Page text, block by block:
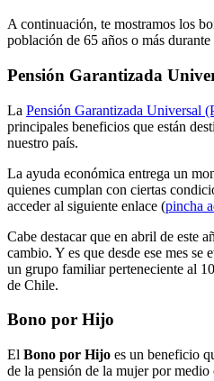
A continuación, te mostramos los
población de 65 años o más durante
Pensión Garantizada
La Pensión Garantizada Universal
principales beneficios que están
nuestro país.
La ayuda económica entrega un
quienes cumplan con ciertas
acceder al siguiente enlace (pincha
Cabe destacar que en abril de este
cambio. Y es que desde ese mes se
un grupo familiar perteneciente al
de Chile.
Bono por Hijo
El Bono por Hijo es un beneficio
de la pensión de la mujer por